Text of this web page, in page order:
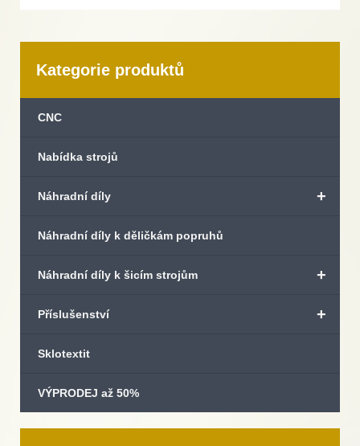
Kategorie produktů
CNC
Nabídka strojů
+
Náhradní díly
Náhradní díly k děličkám popruhů
+
Náhradní díly k šicím strojům
+
Příslušenství
Sklotextit
VÝPRODEJ až 50%